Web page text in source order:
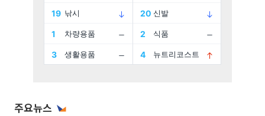
주요뉴스